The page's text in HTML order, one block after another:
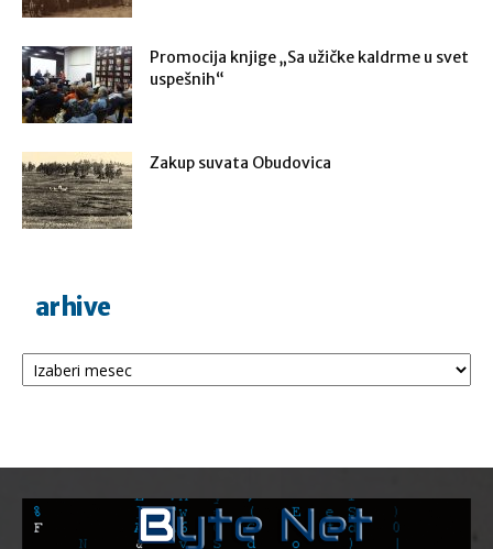
Promocija knjige „Sa užičke kaldrme u svet
uspešnih“
Zakup suvata Obudovica
arhive
Arhive